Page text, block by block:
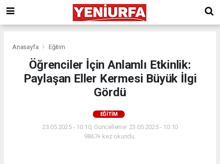
Anasayfa Eğitim
Öğrenciler İçin Anlamlı Etkinlik:
Paylaşan Eller Kermesi Büyük İlgi
Gördü
EĞITIM
23.05.2025 - 10:10, Güncelleme: 23.05.2025 - 10:10
9867+ kez okundu.